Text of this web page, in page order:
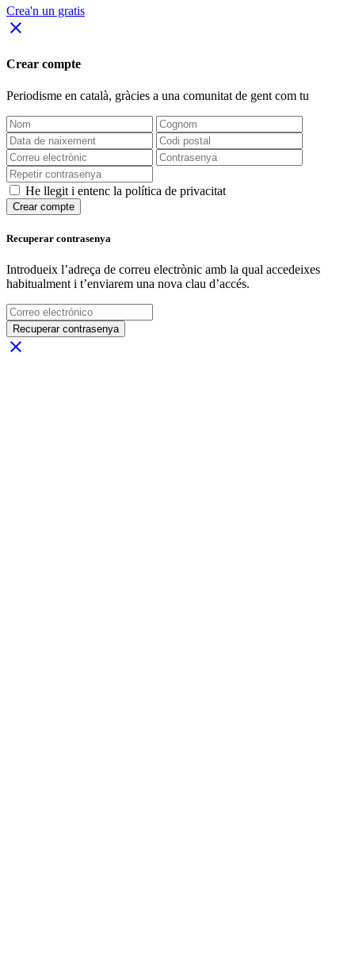
Crea'n un gratis
close
Crear compte
Periodisme en català, gràcies a una comunitat de gent com tu
He llegit i entenc la política de privacitat
Crear compte
Recuperar contrasenya
Introdueix l’adreça de correu electrònic amb la qual accedeixes
habitualment i t’enviarem una nova clau d’accés.
Recuperar contrasenya
close